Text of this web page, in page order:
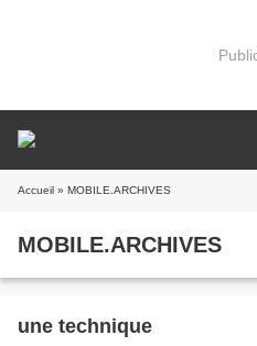
Accueil » MOBILE.ARCHIVES
MOBILE.ARCHIVES
une technique